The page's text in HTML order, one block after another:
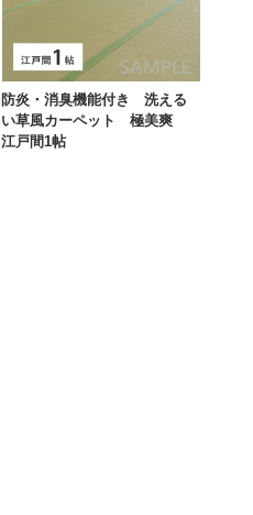
防炎・消臭機能付き 洗える
い草風カーペット 極美爽
江戸間1帖